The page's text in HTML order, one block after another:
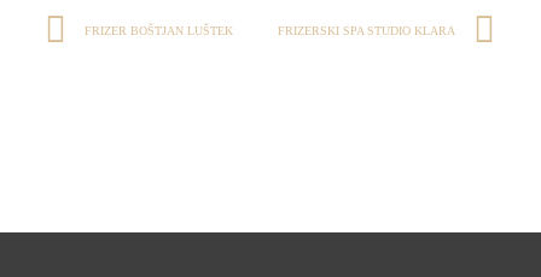
FRIZER BOŠTJAN LUŠTEK FRIZERSKI SPA STUDIO KLARA